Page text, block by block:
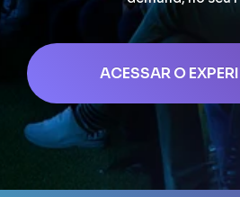
ACESSAR O